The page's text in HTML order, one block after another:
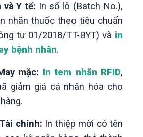
và Y tế: In số lô (Batch No.),
nhãn thuốc theo tiêu chuẩn
tư 01/2018/TT-BYT) và in
bệnh nhân.
mặc: In tem nhãn RFID,
giảm giá cá nhân hóa cho
chính: In thiệp mời có tên